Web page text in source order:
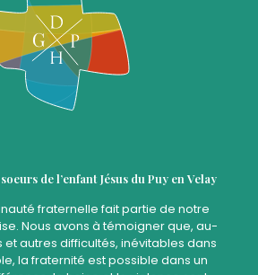
de l’enfant Jésus du Puy en Velay
fraternelle fait partie de notre
Nous avons à témoigner que, au-
autres difficultés, inévitables dans
la fraternité est possible dans un